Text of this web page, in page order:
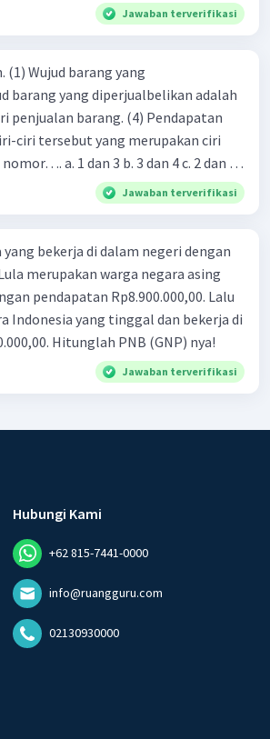
Jawaban terverifikasi
(1) Wujud barang yang
barang yang diperjualbelikan adalah
penjualan barang. (4) Pendapatan
ciri tersebut yang merupakan ciri
a. 1 dan 3 b. 3 dan 4 c. 2 dan 3
Jawaban terverifikasi
bekerja di dalam negeri dengan
Hitunglah PNB (GNP) nya!
Jawaban terverifikasi
Hubungi Kami
+62 815-7441-0000
info@ruangguru.com
02130930000